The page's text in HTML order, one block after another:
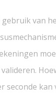
gebruik van
seconde kan